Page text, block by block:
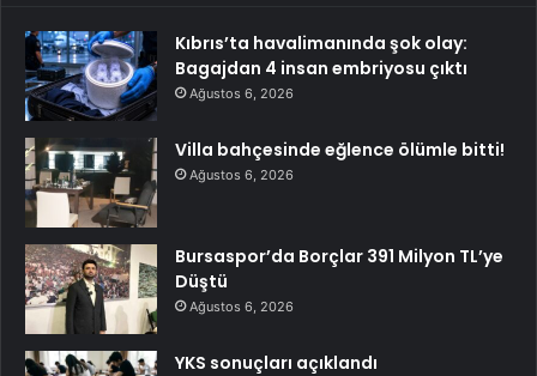
Kıbrıs’ta havalimanında şok olay:
Bagajdan 4 insan embriyosu çıktı
Ağustos 6, 2026
Villa bahçesinde eğlence ölümle bitti!
Ağustos 6, 2026
Bursaspor’da Borçlar 391 Milyon TL’ye
Düştü
Ağustos 6, 2026
YKS sonuçları açıklandı